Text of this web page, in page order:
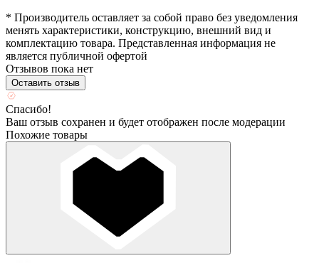
* Производитель оставляет за собой право без уведомления
менять характеристики, конструкцию, внешний вид и
комплектацию товара. Представленная информация не
является публичной офертой
Отзывов пока нет
Оставить отзыв
Спасибо!
Ваш отзыв сохранен и будет отображен после модерации
Похожие товары